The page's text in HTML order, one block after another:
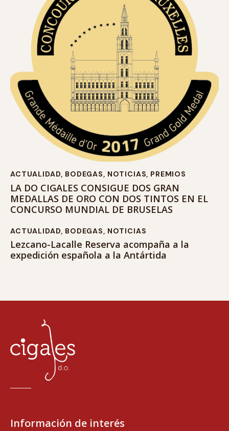
ACTUALIDAD, BODEGAS, NOTICIAS, PREMIOS
LA DO CIGALES CONSIGUE DOS GRAN
MEDALLAS DE ORO CON DOS TINTOS EN EL
CONCURSO MUNDIAL DE BRUSELAS
ACTUALIDAD BODEGAS NOTICIAS
Lezcano-Lacalle Reserva acompaña a la
expedición española a la Antártida
Información de interés